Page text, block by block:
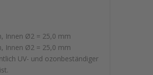
Innen Ø2 = 25,0 mm
Innen Ø2 = 25,0 mm
UV- und ozonbeständiger